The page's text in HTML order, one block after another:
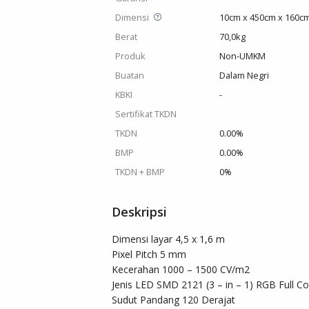
Dimensi
10cm x 450cm x
Berat
70,0kg
Produk
Non-UMKM
Buatan
Dalam Negri
KBKI
-
Sertifikat TKDN
TKDN
0.00%
BMP
0.00%
TKDN + BMP
0%
Deskripsi
Dimensi layar 4,5 x 1,6 m
Pixel Pitch 5 mm
Kecerahan 1000 – 1500 CV/m2
Jenis LED SMD 2121 (3 – in – 1) RGB Full
Sudut Pandang 120 Derajat